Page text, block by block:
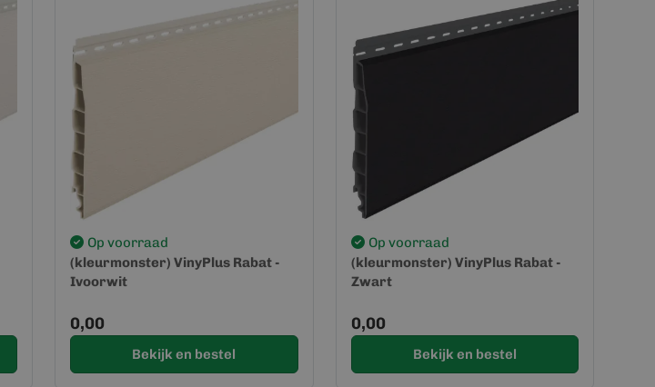
Op voorraad
(kleurmonster) VinyPlus Rabat -
Ivoorwit
0,00
Bekijk en bestel
Op voorraad
(kleurmonster) VinyPlus Rabat -
Zwart
0,00
Bekijk en bestel